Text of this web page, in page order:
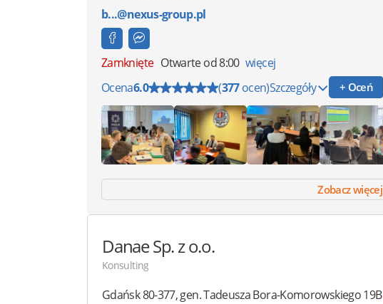
b...@nexus-group.pl
Zamknięte Otwarte od 8:00 więcej
Ocena6.0 (377ocen)Szczegóły + Oceń
Zobacz więcej
Danae Sp. z o.o.
Konsulting
Gdańsk80-377,gen. Tadeusza Bora-Komorowskiego 19B